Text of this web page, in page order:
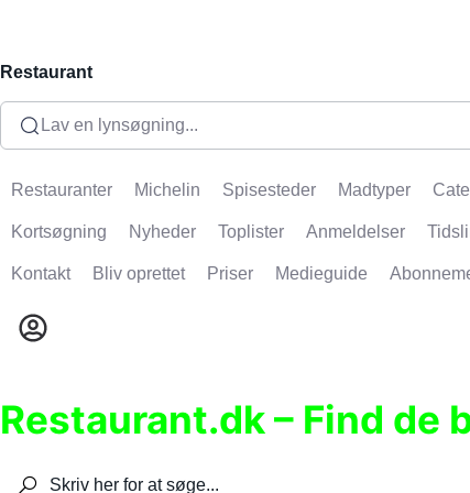
Restaurant
Lav en lynsøgning...
Restauranter Michelin Spisesteder Madtyper
Kortsøgning Nyheder Toplister Anmeldelser
Kontakt Bliv oprettet Priser Medieguide
Restaurant.dk – Find de